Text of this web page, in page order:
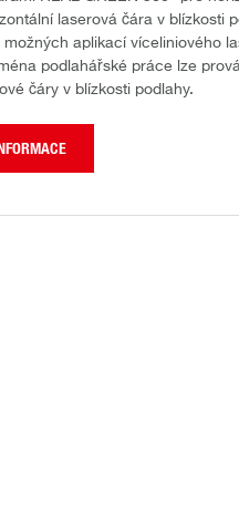
laserová čára v blízkosti
možných aplikací víceliniového
podlahářské práce lze
čáry v blízkosti podlahy.